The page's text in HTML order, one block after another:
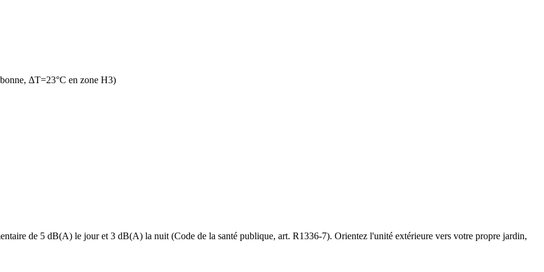
ΔT=23°C en zone H3)
de 5 dB(A) le jour et 3 dB(A) la nuit (Code de la santé publique, art. R1336-7). Orientez l'unité extérieure vers votre propre jardin,